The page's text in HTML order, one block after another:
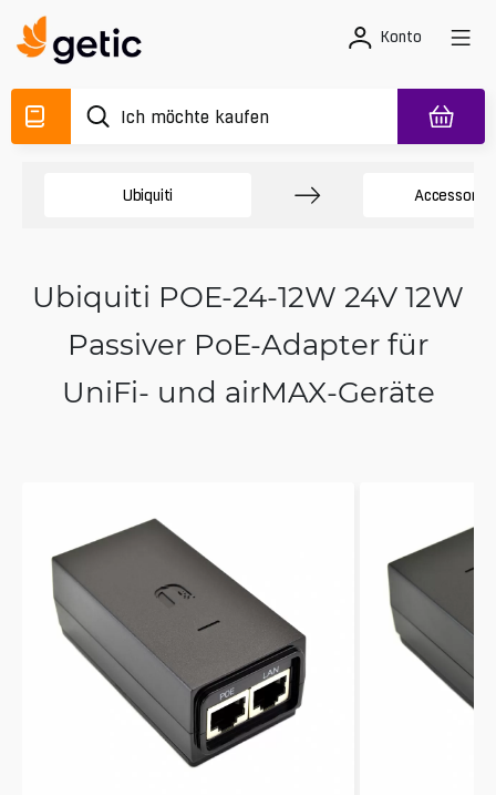
Konto
Ubiquiti Accessory
Ubiquiti POE-24-12W 24V 12W
Passiver PoE-Adapter für
UniFi- und airMAX-Geräte